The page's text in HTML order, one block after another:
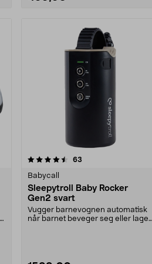
63
Babycall
Sleepytroll Baby Rocker
Gen2 svart
Vugger barnevognen automatisk
når barnet beveger seg eller lager
4.5 av 5 stjerner